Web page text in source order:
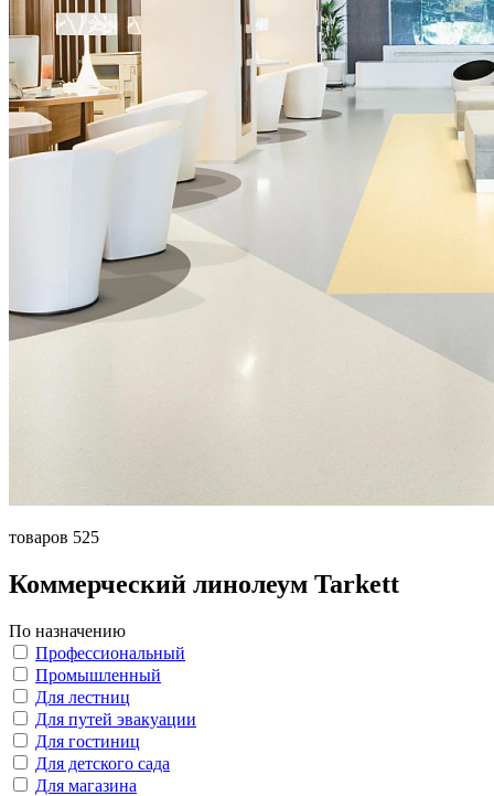
товаров 525
Коммерческий линолеум Tarkett
По назначению
Профессиональный
Промышленный
Для лестниц
Для путей эвакуации
Для гостиниц
Для детского сада
Для магазина